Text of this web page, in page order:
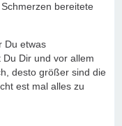
bereitete
Du etwas
Dir und vor allem
desto größer sind die
est mal alles zu